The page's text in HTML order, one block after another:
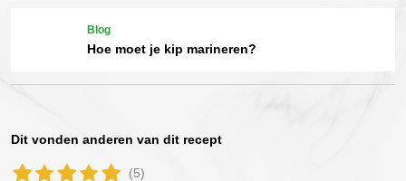
Blog
Hoe moet je kip marineren?
Dit vonden anderen van dit recept
(5)